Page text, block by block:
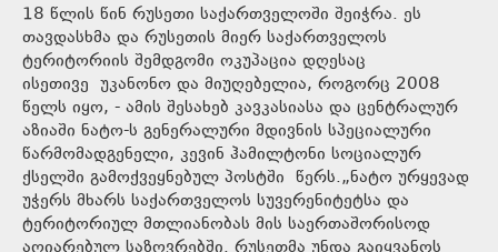
18 წლის წინ რუსეთი საქართველოში შეიჭრა. ეს
თავდასხმა და რუსეთის მიერ საქართველოს
ტერიტორიის შემდგომი ოკუპაცია დღესაც
ისეთივე უკანონო და მიუღებელია, როგორც 2008
წელს იყო, - ამის შესახებ კავკასიასა და ცენტრალურ
აზიაში ნატო-ს გენერალური მდივნის სპეციალური
წარმომადგენელი, კევინ ჰამილტონი სოციალურ
ქსელში გამოქვეყნებულ პოსტში წერს.„ნატო ურყევად
უჭერს მხარს საქართველოს სუვერენიტეტსა და
ტერიტორიულ მთლიანობას მის საერთაშორისოდ